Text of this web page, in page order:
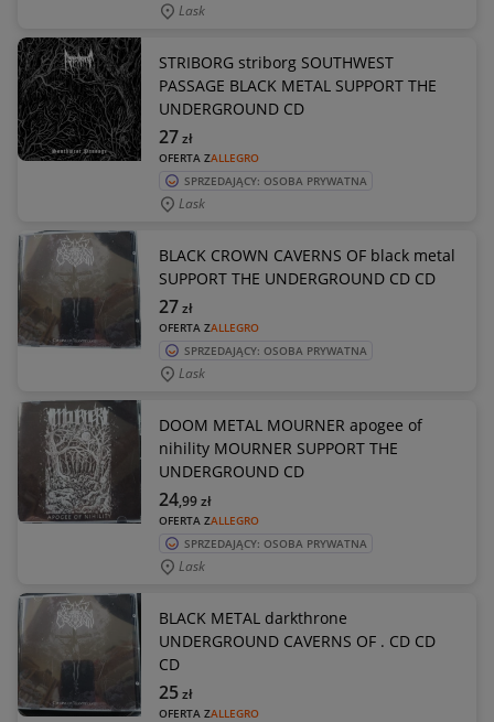
Lask
STRIBORG striborg SOUTHWEST
PASSAGE BLACK METAL SUPPORT THE
UNDERGROUND CD
OFERTA ZALLEGRO
27zł
SPRZEDAJĄCY: OSOBA PRYWATNA
Lask
BLACK CROWN CAVERNS OF black metal
SUPPORT THE UNDERGROUND CD CD
OFERTA ZALLEGRO
27zł
SPRZEDAJĄCY: OSOBA PRYWATNA
Lask
DOOM METAL MOURNER apogee of
nihility MOURNER SUPPORT THE
UNDERGROUND CD
OFERTA ZALLEGRO
24,99zł
SPRZEDAJĄCY: OSOBA PRYWATNA
Lask
BLACK METAL darkthrone
UNDERGROUND CAVERNS OF . CD CD
CD
OFERTA ZALLEGRO
25zł